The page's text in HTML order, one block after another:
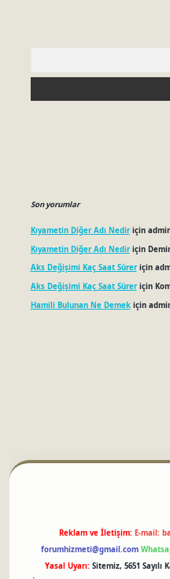
Son yorumlar
Kıyametin Diğer Adı Nediriçin
Kıyametin Diğer Adı Nediriçin
Aks Değişimi Kaç Saat Süreriçin
Aks Değişimi Kaç Saat Süreriçin
Hamili Bulunan Ne Demekiçin
Reklam ve İletişim: E-mail:
forumhizmeti@gmail.com
Yasal Uyarı: Sitemiz, 5651